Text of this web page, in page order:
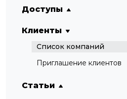
Доступы
Клиенты
Список компаний
Приглашение клиентов
Статьи